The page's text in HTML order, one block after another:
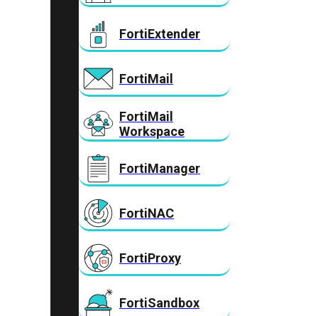
FortiExtender
FortiMail
FortiMail
Workspace
FortiManager
FortiNAC
FortiProxy
FortiSandbox